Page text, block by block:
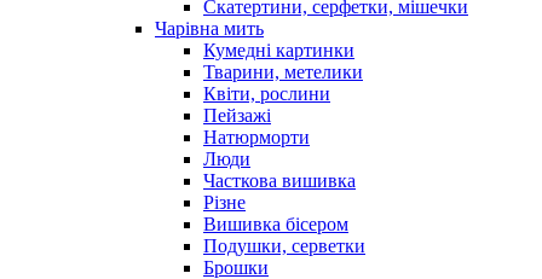
Скатертини, серфетки, мішечки
Чарiвна мить
Кумедні картинки
Тварини, метелики
Квіти, рослини
Пейзажі
Натюрморти
Люди
Часткова вишивка
Різне
Вишивка бісером
Подушки, серветки
Брошки